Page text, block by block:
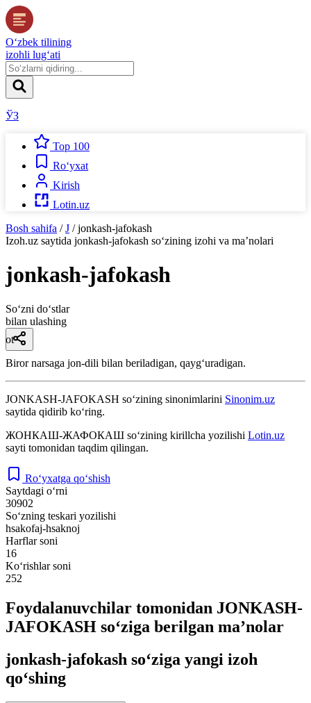
O‘zbek tilining
izohli lug‘ati
ЎЗ
Top 100
Ro‘yxat
Kirish
Lotin.uz
Bosh sahifa / J / jonkash-jafokash
Izoh.uz saytida jonkash-jafokash so‘zining izohi va ma’nolari
jonkash-jafokash
So‘zni do‘stlar
bilan ulashing
ot
Biror narsaga jon-dili bilan beriladigan, qaygʻuradigan.
JONKASH-JAFOKASH so‘zining sinonimlarini Sinonim.uz
saytida qidirib ko‘ring.
ЖОНКАШ-ЖАФОКАШ so‘zining kirillcha yozilishi Lotin.uz
sayti tomonidan taqdim qilingan.
Ro‘yxatga qo‘shish
Saytdagi o‘rni
30902
So‘zning teskari yozilishi
hsakofaj-hsaknoj
Harflar soni
16
Ko‘rishlar soni
252
Foydalanuvchilar tomonidan JONKASH-
JAFOKASH so‘ziga berilgan ma’nolar
jonkash-jafokash so‘ziga yangi izoh
qo‘shing